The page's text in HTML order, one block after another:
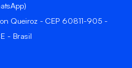
Queiroz - CEP 60811-905 -
- Brasil